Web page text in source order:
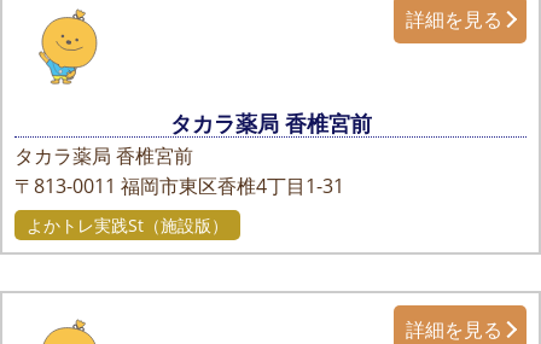
タカラ薬局 香椎宮前
タカラ薬局 香椎宮前
〒813-0011 福岡市東区香椎4丁目1-31
詳細を見る
よかトレ実践St（施設版）
詳細を見る